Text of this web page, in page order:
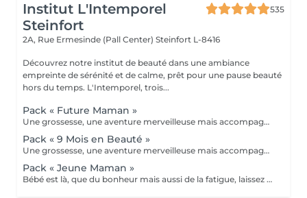
Institut L'Intemporel
Steinfort
535
2A, Rue Ermesinde (Pall Center) Steinfort L-8416
Découvrez notre institut de beauté dans une ambiance
empreinte de sérénité et de calme, prêt pour une pause beauté
hors du temps. L'Intemporel, trois...
Pack « Future Maman »
Une grossesse, une aventure merveilleuse mais accompagnée bien souvent de fatigue, jambes lourdes, teint brouillé, morale up and down, alors pour vous soulager, nous avons créé nos packs. A commencer au second trimestre : - 6 massages prénatals (à raison d'un/mois) - 1 soin visage Bulle de douceur ou purifiant ou hydratant intense selon votre type de peau (avant l'arrivée de bébé et la maternité) - 2 beautés des pieds (car à moins d'être une acrobate en fin de parcours nos pieds sont loin ;-) - 1 crème spéciale vergetures Clarins et 1 protection UV 50 pour éviter les tâches pigmentaires Prix spécial de 920€ au lieu de 1135€ A offrir ou à s'offrir
Pack « 9 Mois en Beauté »
Une grossesse, une aventure merveilleuse mais accompagnée bien souvent de fatigue, jambes lourdes, teint brouillé, morale up and down, alors pour vous soulager, nous avons créé nos packs. A commencer au second trimestre : - 12 massages prénatals (à raison de 2/mois) - 4 soins visage Bulle de douceur ou purifiant ou hydratant intense selon votre type de peau (à étaler selon vos envies ou toutes 6 semaines) - 3 beautés des pieds (car à moins d'être une acrobate en fin de parcours nos pieds sont loin ;-) - 1 crème spéciale vergetures Clarins, 1 huile tonic Clarins et 1 protection UV 50 Clarins pour éviter les tâches pigmentaires Prix spécial de 1899€ au lieu de 2415€ A offrir ou à s'offrir
Pack « Jeune Maman »
Bébé est là, que du bonheur mais aussi de la fatigue, laissez papa ou mamie s'occuper de la prunelle de vos yeux et venez passer du temps chez nous pour simplement vous détendre. - Soin visage hydratant (ou autre soin complet au choix dans nos classiques) - Gommage complet du corps suivi de sa réhydratation - Manucure et beauté des pieds Reconnexion totale avec vous même grâce à ce moment privilégié